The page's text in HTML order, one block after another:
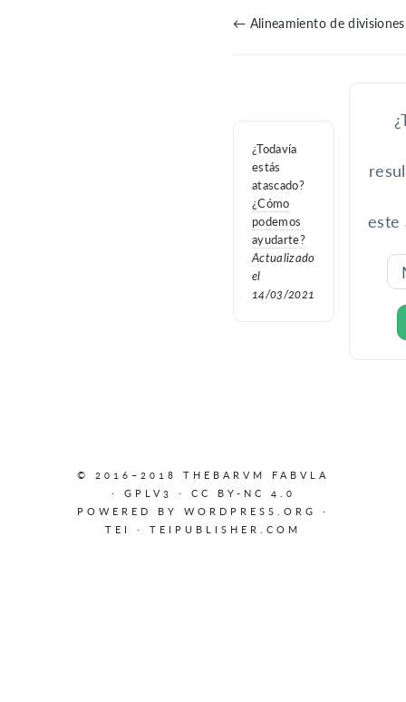
← Alineamiento de
¿Todavía
estás
atascado?
¿Cómo
podemos
ayudarte?
Actualizado
el
14/03/2021
este
© 2016–2018 THEBARVM FABVLA
· GPLV3 · CC BY-NC 4.0
POWERED BY WORDPRESS.ORG
·
TEI
· TEIPUBLISHER.COM